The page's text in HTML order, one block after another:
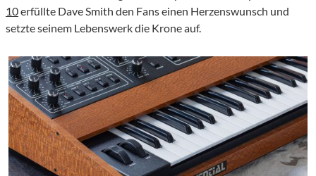
10erfüllte Dave Smith den Fans einen Herzenswunsch und
setzte seinem Lebenswerk die Krone auf.